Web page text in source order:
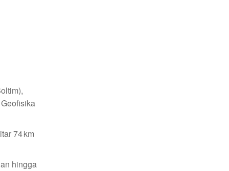
74 km
hingga